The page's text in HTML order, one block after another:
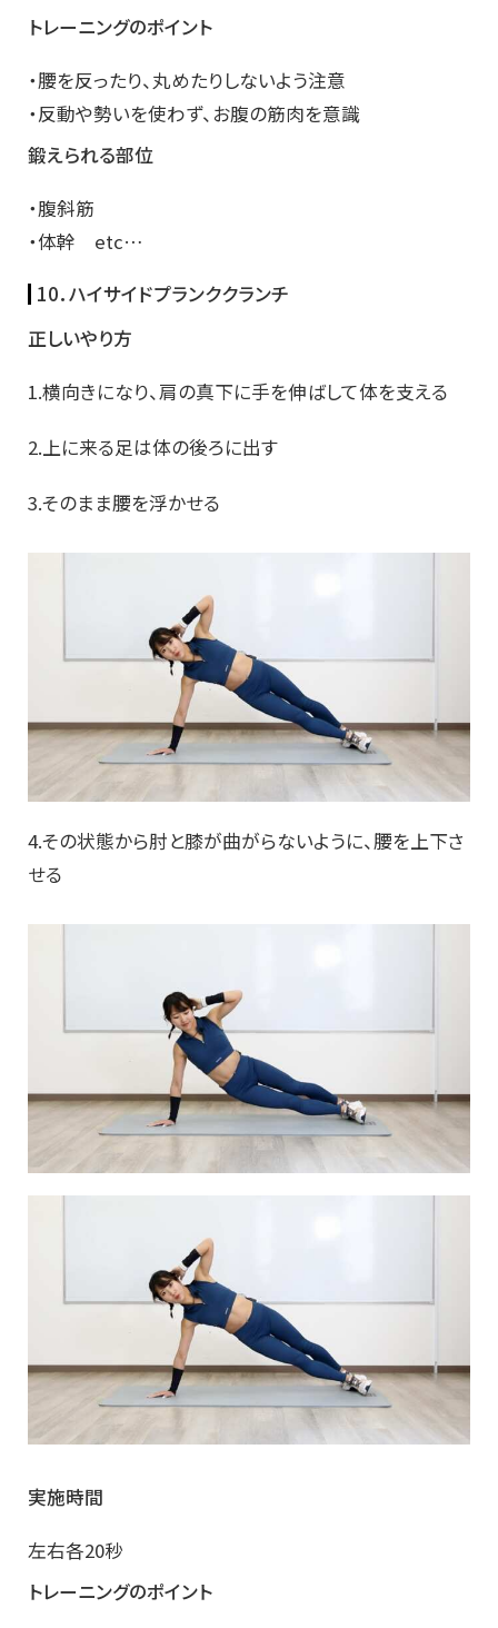
トレーニングのポイント
・腰を反ったり、丸めたりしないよう注意
・反動や勢いを使わず、お腹の筋肉を意識
鍛えられる部位
・腹斜筋
・体幹 etc…
10．ハイサイドプランククランチ
正しいやり方
1.横向きになり、肩の真下に手を伸ばして体を支える
2.上に来る足は体の後ろに出す
3.そのまま腰を浮かせる
4.その状態から肘と膝が曲がらないように、腰を上下さ
せる
実施時間
左右各20秒
トレーニングのポイント